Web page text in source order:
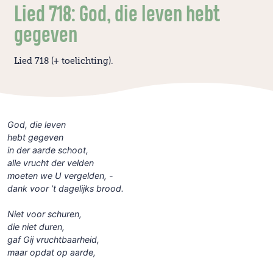
Lied 718: God, die leven hebt
gegeven
Lied 718 (+ toelichting).
God, die leven
hebt gegeven
in der aarde schoot,
alle vrucht der velden
moeten we U vergelden, -
dank voor ’t dagelijks brood.
Niet voor schuren,
die niet duren,
gaf Gij vruchtbaarheid,
maar opdat op aarde,